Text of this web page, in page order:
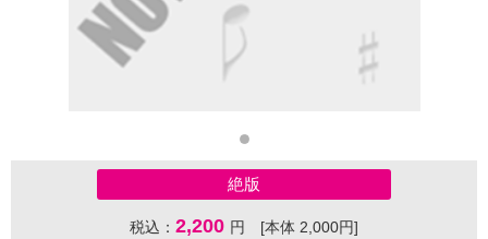
絶版
税込： 2,200 円 [本体 2,000円]